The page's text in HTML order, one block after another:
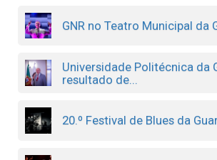
GNR no Teatro Municipal da
Universidade Politécnica da
resultado de...
20.º Festival de Blues da